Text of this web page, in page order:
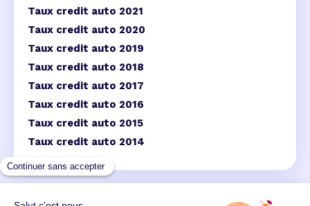
Taux credit auto 2021
Taux credit auto 2020
Taux credit auto 2019
Taux credit auto 2018
Taux credit auto 2017
Taux credit auto 2016
Taux credit auto 2015
Taux credit auto 2014